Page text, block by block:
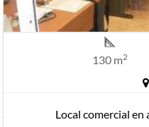
130 m2
Local comercial en